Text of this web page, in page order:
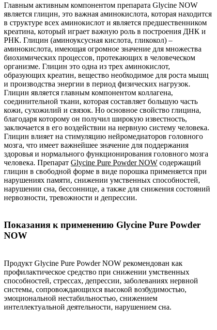
Главным активным компонентом препарата Glycine NOW
является глицин, это важная аминокислота, которая находится
в структуре всех аминокислот и является предшественником
креатина, который играет важную роль в построения ДНК и
РНК. Глицин (аминоуксусная кислота, гликокол) –
аминокислота, имеющая огромное значение для множества
биохимических процессов, протекающих в человеческом
организме. Глицин это одна из трех аминокислот,
образующих креатин, вещество необходимое для роста мышц
и производства энергии в период физических нагрузок.
Глицин является главным компонентом коллагена,
соединительной ткани, которая составляет большую часть
кожи, сухожилий и связок. Но основное свойство глицина,
благодаря которому он получил широкую известность,
заключается в его воздействии на нервную систему человека.
Глицин влияет на стимуляцию нейромедиаторов головного
мозга, что имеет важнейшее значение для поддержания
здоровья и нормального функционирования головного мозга
человека. Препарат Glycine Pure Powder NOW содержащий
глицин в свободной форме в виде порошка применяется при
нарушениях памяти, снижении умственных способностей,
нарушении сна, бессоннице, а также для снижения состояний
нервозности, тревожности и депрессии.
Показания к применению Glycine Pure Powder
NOW
Продукт Glycine Pure Powder NOW рекомендован как
профилактическое средство при снижении умственных
способностей, стрессах, депрессии, заболеваниях нервной
системы, сопровождающихся высокой возбудимостью,
эмоциональной нестабильностью, снижением
интеллектуальной деятельности, нарушением сна.